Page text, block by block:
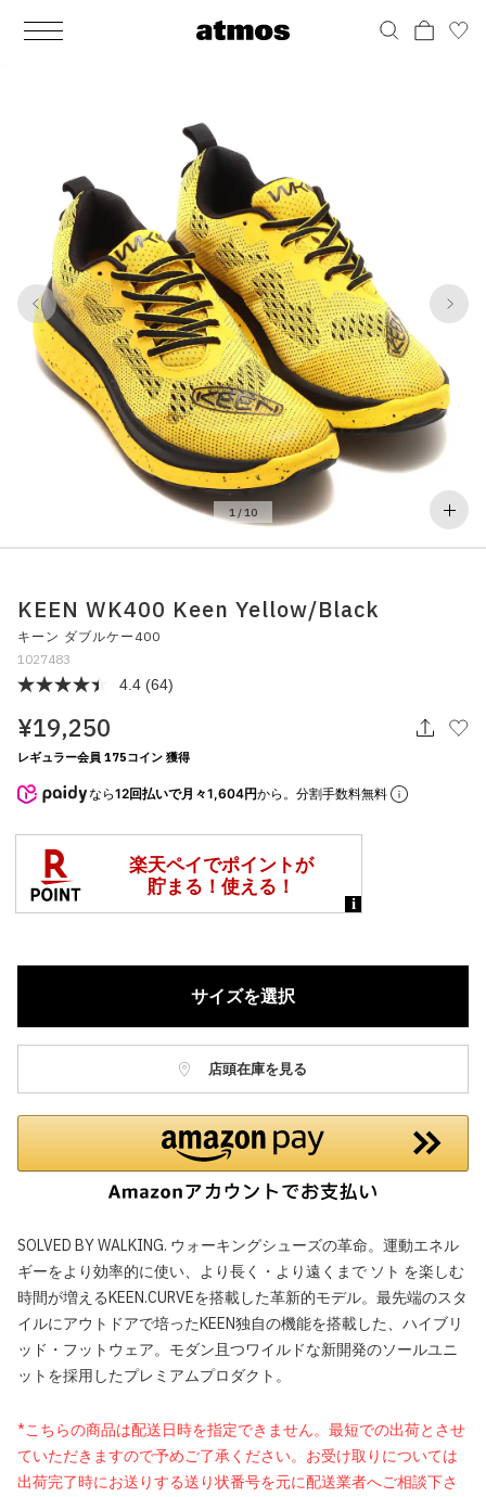
MEN
ウェア
バッグ
アクセサリー
その他
アディダス ピックアップ
シューズ
ブーツ
サンダル
その他
すべてのシューズ
ライフスタイルランニング
ウェア
アウター
パンツ
ソックス
アンダーウェア
水着
その他
すべてのウェア
バッグ
バックパック / リュック
ショルダー / メッセンジャーバッグ
トート / エコバッグ
クラッチ / セカンドバッグ
ウエストバッグ
その他
すべてのバッグ
アクセサリー
帽子
グッズ / アクセサリー
その他
すべてのアクセサリー
その他
おもちゃ / フィギュア
その他
すべてのその他
WOMENS
ウェア
バッグ
アクセサリー
その他
アディダス ピックアップ
シューズ
ブーツ
サンダル / パンプス
その他
すべてのシューズ
ライフスタイルランニング
ウェア
アウター
パンツ
ワンピース
スカート
ソックス
アンダーウェア
すべてのウェア
バッグ
バックパック / リュック
ショルダー / メッセンジャーバッグ
トート / エコバッグ
クラッチ / セカンドバッグ
ウエストバッグ
その他
すべてのバッグ
アクセサリー
帽子
グッズ / アクセサリー
その他
すべてのアクセサリー
その他
おもちゃ / フィギュア
その他
すべてのその他
1 /10
1 10
KEEN WK400 Keen Yellow/Black
キーン ダブルケー400
1027483
4.4 (64)
¥19,250
レギュラー会員 175コイン 獲得
なら12回払いで月々1,604円から。分割手数料無料
サイズを選択
店頭在庫を見る
SOLVED BY WALKING. ウォーキングシューズの革命。運動エネル
ギーをより効率的に使い、より長く・より遠くまで ソト を楽しむ
時間が増えるKEEN.CURVEを搭載した革新的モデル。最先端のスタ
イルにアウトドアで培ったKEEN独自の機能を搭載した、ハイブリ
ッド・フットウェア。モダン且つワイルドな新開発のソールユニ
ットを採用したプレミアムプロダクト。
*こちらの商品は配送日時を指定できません。最短での出荷とさせ
ていただきますので予めご了承ください。お受け取りについては
出荷完了時にお送りする送り状番号を元に配送業者へご相談下さ